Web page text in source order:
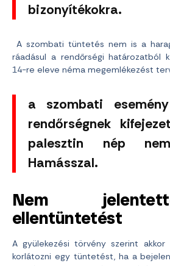
bizonyítékokra.
A szombati tüntetés nem is a
ráadásul a rendőrségi határozatból
14-re eleve néma megemlékezést
a szombati
rendőrségnek
palesztin nép
Hamásszal.
Nem
ellentüntetést
A gyülekezési törvény szerint
korlátozni egy tüntetést, ha a